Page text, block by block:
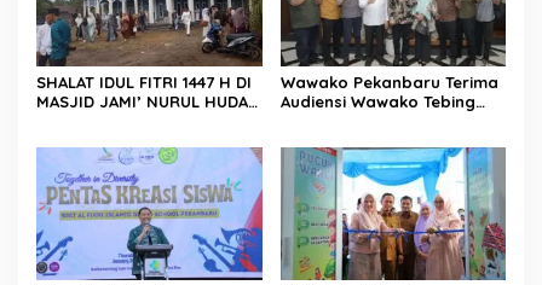
SHALAT IDUL FITRI 1447 H DI
MASJID JAMI’ NURUL HUDA
Wawako Pekanbaru Terima
Audiensi Wawako Tebing